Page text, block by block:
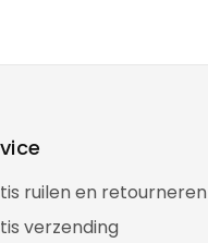
ruilen en retourneren
verzending